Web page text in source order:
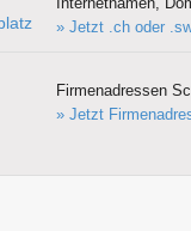
» Jetzt .ch oder
Firmenadressen
» Jetzt